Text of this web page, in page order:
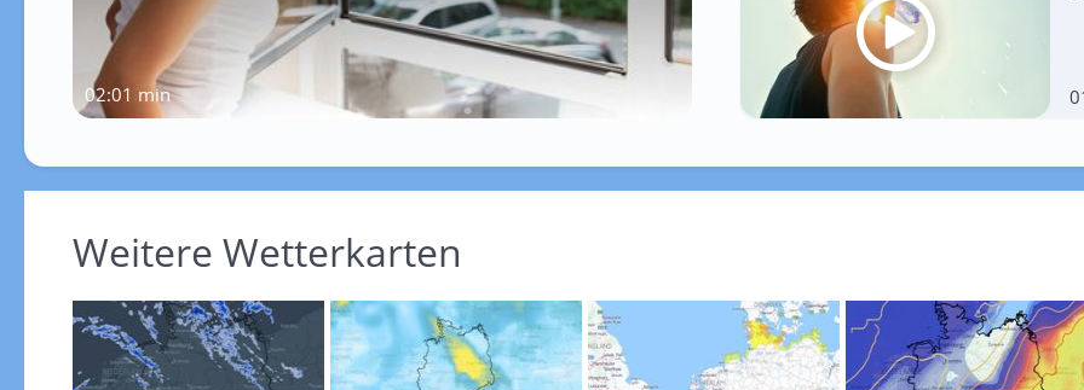
02:01 min
Weitere Wetterkarten